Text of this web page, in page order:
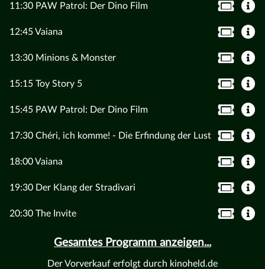
11:30 PAW Patrol: Der Dino Film
12:45 Vaiana
13:30 Minions & Monster
15:15 Toy Story 5
15:45 PAW Patrol: Der Dino Film
17:30 Chéri, ich komme! - Die Erfindung der Lust
18:00 Vaiana
19:30 Der Klang der Stradivari
20:30 The Invite
Gesamtes Programm anzeigen...
Der Vorverkauf erfolgt durch kinoheld.de